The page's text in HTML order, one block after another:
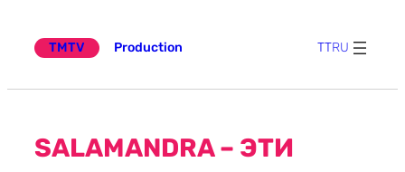
TMTV
Production TTRU
SALAMANDRA – ЭТИ